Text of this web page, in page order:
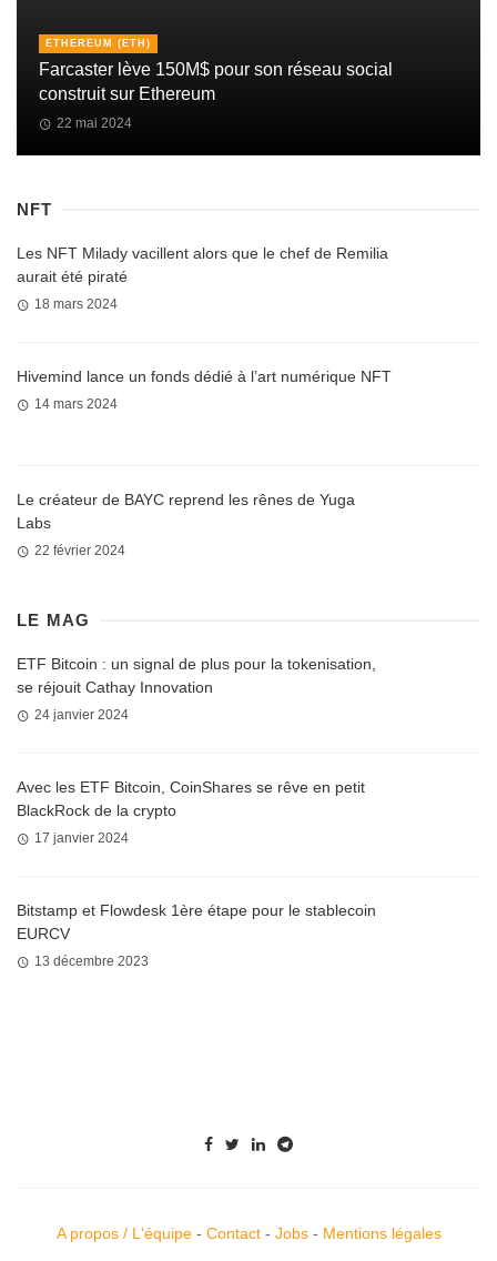
ETHEREUM (ETH)
Farcaster lève 150M$ pour son réseau social
construit sur Ethereum
22 mai 2024
NFT
Les NFT Milady vacillent alors que le chef de Remilia
aurait été piraté
18 mars 2024
Hivemind lance un fonds dédié à l’art numérique NFT
14 mars 2024
Le créateur de BAYC reprend les rênes de Yuga
Labs
22 février 2024
LE MAG
ETF Bitcoin : un signal de plus pour la tokenisation,
se réjouit Cathay Innovation
24 janvier 2024
Avec les ETF Bitcoin, CoinShares se rêve en petit
BlackRock de la crypto
17 janvier 2024
Bitstamp et Flowdesk 1ère étape pour le stablecoin
EURCV
13 décembre 2023
A propos / L'équipe- Contact- Jobs- Mentions légales